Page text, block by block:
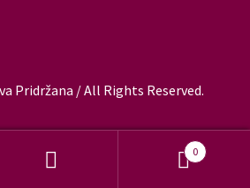
Pridržana / All Rights Reserved.
0